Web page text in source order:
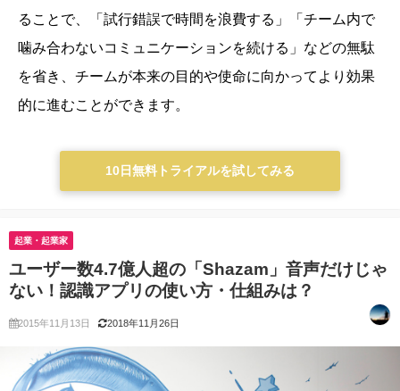
ることで、「試行錯誤で時間を浪費する」「チーム内で
噛み合わないコミュニケーションを続ける」などの無駄
を省き、チームが本来の目的や使命に向かってより効果
的に進むことができます。
10日無料トライアルを試してみる
起業・起業家
ユーザー数4.7億人超の「Shazam」音声だけじゃ
ない！認識アプリの使い方・仕組みは？
2015年11月13日 2018年11月26日